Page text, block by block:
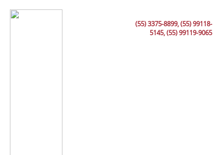
(55) 3375-8899, (55) 99118-
5145, (55) 99119-9065